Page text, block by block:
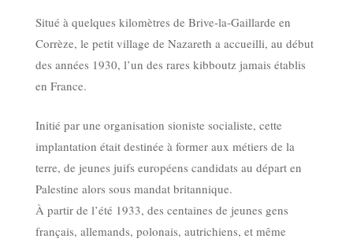
Situé à quelques kilomètres de Brive-la-Gaillarde en
Corrèze, le petit village de Nazareth a accueilli, au début
des années 1930, l’un des rares kibboutz jamais établis
en France.
Initié par une organisation sioniste socialiste, cette
implantation était destinée à former aux métiers de la
terre, de jeunes juifs européens candidats au départ en
Palestine alors sous mandat britannique.
À partir de l’été 1933, des centaines de jeunes gens
français, allemands, polonais, autrichiens, et même